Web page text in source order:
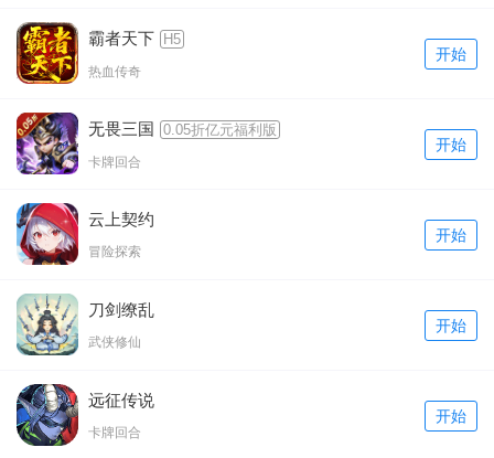
霸者天下 H5
热血传奇
开始
无畏三国 0.05折亿元福利版
卡牌回合
开始
云上契约
冒险探索
开始
刀剑缭乱
武侠修仙
开始
远征传说
卡牌回合
开始